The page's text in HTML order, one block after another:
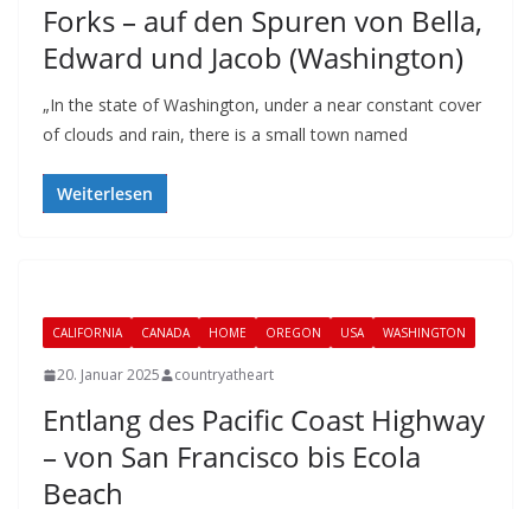
Forks – auf den Spuren von Bella,
Edward und Jacob (Washington)
„In the state of Washington, under a near constant cover
of clouds and rain, there is a small town named
Weiterlesen
CALIFORNIA CANADA HOME OREGON USA WASHINGTON
20. Januar 2025 countryatheart
Entlang des Pacific Coast Highway
– von San Francisco bis Ecola
Beach